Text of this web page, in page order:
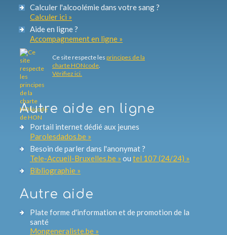
Calculer l'alcoolémie dans votre sang ?
Calculer ici »
Aide en ligne ?
Accompagnement en ligne »
Ce site respecte les principes de la
charte HONcode.
Vérifiez ici.
Autre aide en ligne
Portail internet dédié aux jeunes
Parolesdados.be »
Besoin de parler dans l'anonymat ?
Tele-Accueil-Bruxelles.be » ou tel 107 (24/24) »
Bibliographie »
Autre aide
Plate forme d'information et de promotion de la
santé
Mongeneraliste.be »